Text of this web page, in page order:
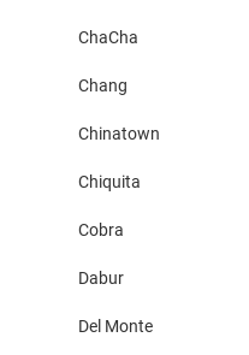
ChaCha
Chang
Chinatown
Chiquita
Cobra
Dabur
Del Monte